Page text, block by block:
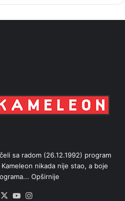
sa radom (26.12.1992) program
nikada nije stao, a boje
Opširnije
Facebook
X YouTube